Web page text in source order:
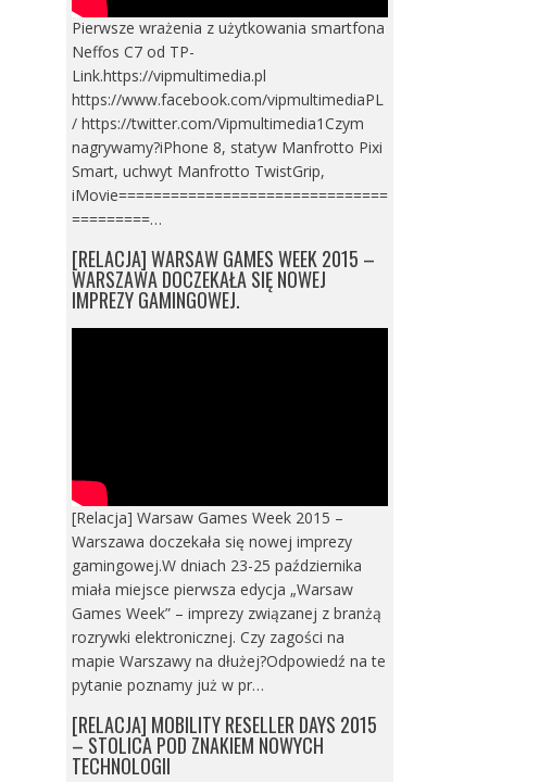
Pierwsze wrażenia z użytkowania smartfona
Neffos C7 od TP-
Link.https://vipmultimedia.pl
https://www.facebook.com/vipmultimediaPL
/ https://twitter.com/Vipmultimedia1Czym
nagrywamy?iPhone 8, statyw Manfrotto Pixi
Smart, uchwyt Manfrotto TwistGrip,
iMovie===============================
=========…
[RELACJA] WARSAW GAMES WEEK 2015 –
WARSZAWA DOCZEKAŁA SIĘ NOWEJ
IMPREZY GAMINGOWEJ.
[Relacja] Warsaw Games Week 2015 –
Warszawa doczekała się nowej imprezy
gamingowej.W dniach 23-25 października
miała miejsce pierwsza edycja „Warsaw
Games Week” – imprezy związanej z branżą
rozrywki elektronicznej. Czy zagości na
mapie Warszawy na dłużej?Odpowiedź na te
pytanie poznamy już w pr…
[RELACJA] MOBILITY RESELLER DAYS 2015
– STOLICA POD ZNAKIEM NOWYCH
TECHNOLOGII